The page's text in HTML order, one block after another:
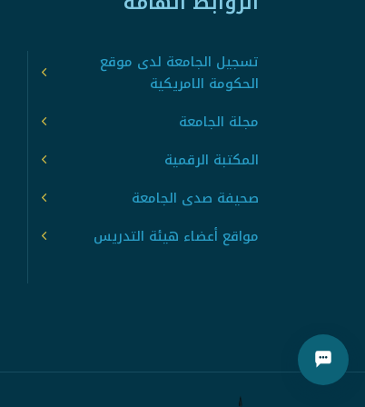
تسجيل الجامعة لدى موقع
الحكومة الامريكية
مجلة الجامعة
المكتبة الرقمية
صحيفة صدى الجامعة
مواقع أعضاء هيئة التدريس